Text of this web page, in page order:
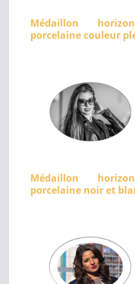
Médaillon
porcelaine couleur
Médaillon
porcelaine noir et